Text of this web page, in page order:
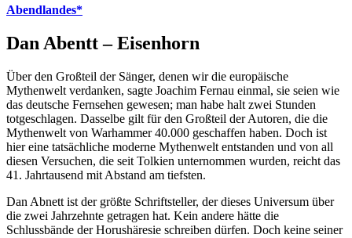
Abendlandes*
Dan Abentt – Eisenhorn
Über den Großteil der Sänger, denen wir die europäische
Mythenwelt verdanken, sagte Joachim Fernau einmal, sie seien wie
das deutsche Fernsehen gewesen; man habe halt zwei Stunden
totgeschlagen. Dasselbe gilt für den Großteil der Autoren, die die
Mythenwelt von Warhammer 40.000 geschaffen haben. Doch ist
hier eine tatsächliche moderne Mythenwelt entstanden und von all
diesen Versuchen, die seit Tolkien unternommen wurden, reicht das
41. Jahrtausend mit Abstand am tiefsten.
Dan Abnett ist der größte Schriftsteller, der dieses Universum über
die zwei Jahrzehnte getragen hat. Kein andere hätte die
Schlussbände der Horushäresie schreiben dürfen. Doch keine seiner